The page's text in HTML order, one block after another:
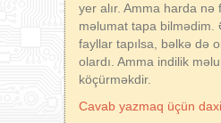
yer alır. Amma harda nə
məlumat tapa bilmədim.
fayllar tapılsa, bəlkə də
olardı. Amma indilik
köçürməkdir.
Cavab yazmaq üçün